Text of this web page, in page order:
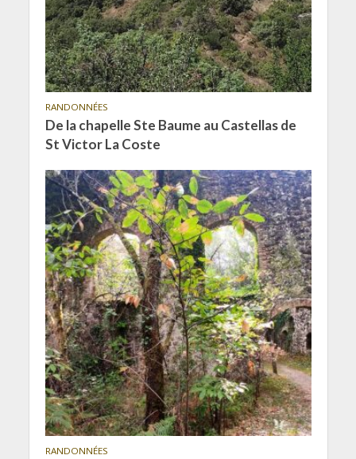
RANDONNÉES
De la chapelle Ste Baume au Castellas de
St Victor La Coste
RANDONNÉES